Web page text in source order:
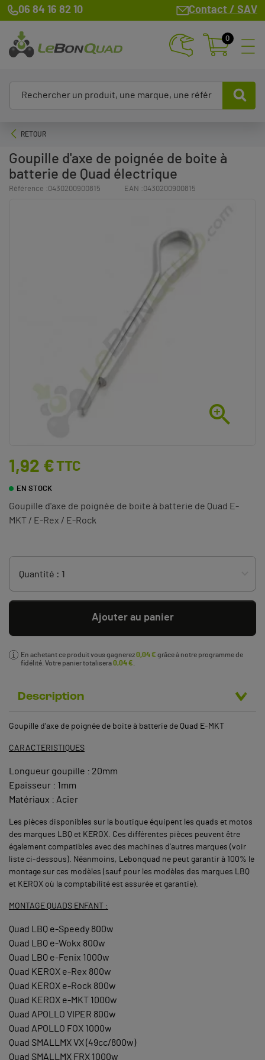
06 84 16 82 10 Contact / SAV
0
RETOUR
Goupille d'axe de poignée de boite à
batterie de Quad électrique
Référence :0430200900815 EAN :0430200900815

1,92 €TTC
EN STOCK
Goupille d'axe de poignée de boite à batterie de Quad E-
MKT / E-Rex / E-Rock
Ajouter au panier
En achetant ce produit vous gagnerez0,04 € grâce à notre programme de
fidélité. Votre panier totalisera0,04 €
Description
Goupille d'axe de poignée de boite à batterie de Quad E-MKT
CARACTERISTIQUES
Longueur goupille : 20mm
Epaisseur : 1mm
Matériaux : Acier
Les pièces disponibles sur la boutique équipent les quads et motos
des marques LBQ et KEROX. Ces différentes pièces peuvent être
également compatibles avec des machines d'autres marques (voir
liste ci-dessous). Néanmoins, Lebonquad ne peut garantir à 100% le
montage sur ces modèles (sauf pour les modèles des marques LBQ
et KEROX où la comptabilité est assurée et garantie).
MONTAGE QUADS ENFANT :
Quad LBQ e-Speedy 800w
Quad LBQ e-Wokx 800w
Quad LBQ e-Fenix 1000w
Quad KEROX e-Rex 800w
Quad KEROX e-Rock 800w
Quad KEROX e-MKT 1000w
Quad APOLLO VIPER 800w
Quad APOLLO FOX 1000w
Quad SMALLMX VX (49cc/800w)
Quad SMALLMX FRX 1000w